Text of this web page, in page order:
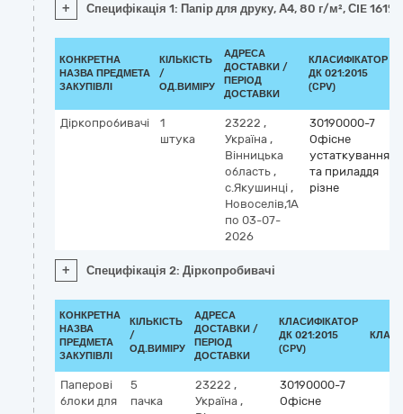
+ Специфікація 1: Папір для друку, А4, 80 г/м², СIE
КОНКРЕТНА
НАЗВА ПРЕДМЕТА
ЗАКУПІВЛІ
КІЛЬКІСТЬ
/
ОД.ВИМІРУ
АДРЕСА
ДОСТАВКИ /
ПЕРІОД
ДОСТАВКИ
КЛАСИФІКАТОР
ДК 021:2015
(CPV)
Діркопробивачі
1
штука
23222 ,
Україна ,
Вінницька
область ,
с.Якушинці ,
Новоселів,1А
по 03-07-
2026
30190000-7
Офісне
устаткування
та приладдя
різне
+ Специфікація 2: Діркопробивачі
КОНКРЕТНА
НАЗВА
ПРЕДМЕТА
ЗАКУПІВЛІ
КІЛЬКІСТЬ
/
ОД.ВИМІРУ
АДРЕСА
ДОСТАВКИ /
ПЕРІОД
ДОСТАВКИ
КЛАСИФІКАТОР
ДК 021:2015
(CPV)
Паперові
блоки для
5
пачка
23222 ,
Україна ,
30190000-7
Офісне